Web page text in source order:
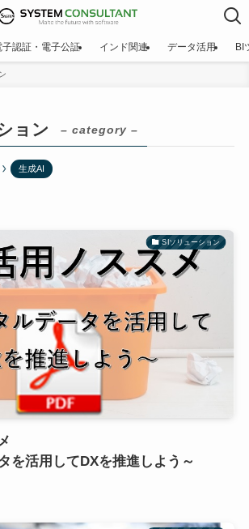
子認証・電子公証 インド関連 データ活用 BI
ョン – category –
生成AI
SIソリューション
を活用してDXを推進しよう～